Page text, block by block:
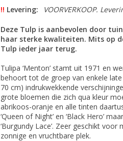
!! Levering: VOORVERKOOP.
Deze Tulp is aanbevolen door
haar sterke kwaliteiten. Mits op
Tulp ieder jaar terug.
Tulipa ‘Menton’ stamt uit 1971 en
behoort tot de groep van enkele
70 cm) indrukwekkende
grote bloemen die zich qua kleur
abrikoos-oranje en alle tinten
‘Queen of Night’ en ‘Black Hero’
‘Burgundy Lace’. Zeer geschikt
zonnige en vruchtbare plek.